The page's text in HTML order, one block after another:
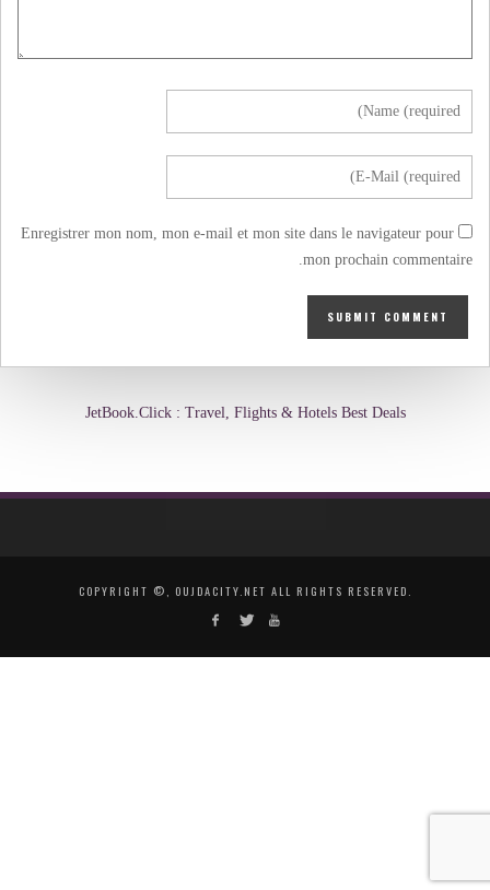
Enregistrer mon nom, mon e-mail et mon site dans le navigateur pour
mon prochain commentaire.
JetBook.Click : Travel, Flights & Hotels Best Deals
COPYRIGHT ©, OUJDACITY.NET ALL RIGHTS RESERVED.